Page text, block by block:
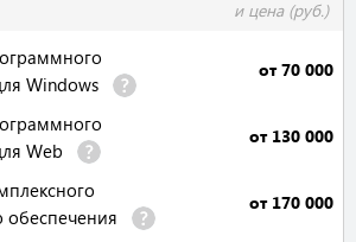
и цена (руб.)
Windows
от 70 000
Web
от 130 000
от 170 000